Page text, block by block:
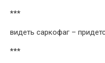
***
видеть саркофаг –
***